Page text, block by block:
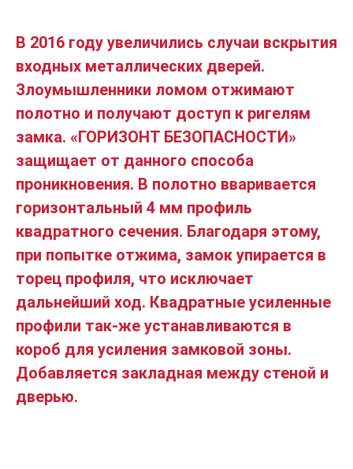
В 2016 году увеличились случаи вскрытия
входных металлических дверей.
Злоумышленники ломом отжимают
полотно и получают доступ к ригелям
замка. «ГОРИЗОНТ БЕЗОПАСНОСТИ»
защищает от данного способа
проникновения. В полотно вваривается
горизонтальный 4 мм профиль
квадратного сечения. Благодаря этому,
при попытке отжима, замок упирается в
торец профиля, что исключает
дальнейший ход. Квадратные усиленные
профили так-же устанавливаются в
короб для усиления замковой зоны.
Добавляется закладная между стеной и
дверью.